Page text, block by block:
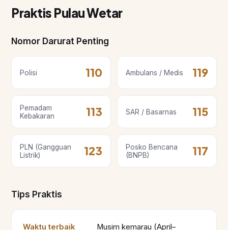
Praktis Pulau Wetar
Nomor Darurat Penting
Polisi 110 Ambulans / Medis 119
Pemadam
Kebakaran
113 SAR / Basarnas 115
PLN (Gangguan
Listrik)
123
Posko Bencana
(BNPB)
117
Tips Praktis
Waktu terbaik
Musim kemarau (April–